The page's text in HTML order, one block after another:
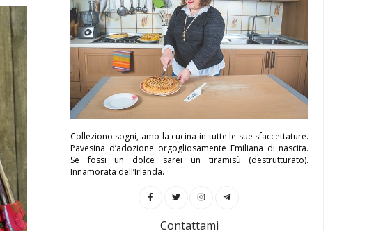
Colleziono sogni, amo la cucina in tutte le sue sfaccettature.
Pavesina d’adozione orgogliosamente Emiliana di nascita.
Se fossi un dolce sarei un tiramisù (destrutturato).
Innamorata dell’Irlanda.
Contattami